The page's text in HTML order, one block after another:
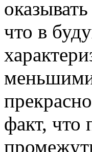
что в
факт, что